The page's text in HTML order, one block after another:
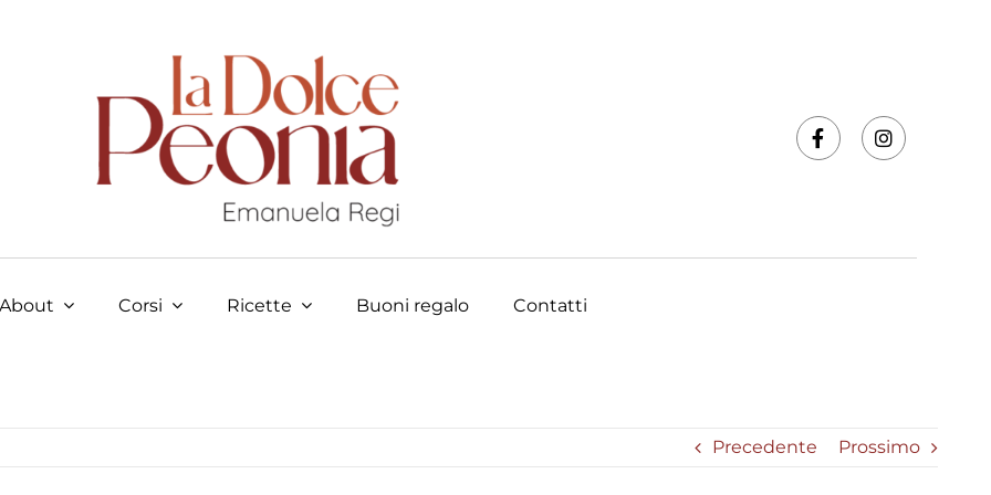
About Corsi Ricette Buoni regalo Contatti
Precedente Prossimo